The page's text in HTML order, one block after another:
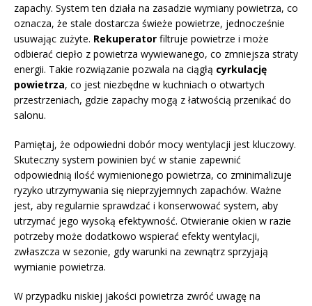
zapachy. System ten działa na zasadzie wymiany powietrza, co
oznacza, że stale dostarcza świeże powietrze, jednocześnie
usuwając zużyte. Rekuperator filtruje powietrze i może
odbierać ciepło z powietrza wywiewanego, co zmniejsza straty
energii. Takie rozwiązanie pozwala na ciągłą cyrkulację
powietrza, co jest niezbędne w kuchniach o otwartych
przestrzeniach, gdzie zapachy mogą z łatwością przenikać do
salonu.
Pamiętaj, że odpowiedni dobór mocy wentylacji jest kluczowy.
Skuteczny system powinien być w stanie zapewnić
odpowiednią ilość wymienionego powietrza, co zminimalizuje
ryzyko utrzymywania się nieprzyjemnych zapachów. Ważne
jest, aby regularnie sprawdzać i konserwować system, aby
utrzymać jego wysoką efektywność. Otwieranie okien w razie
potrzeby może dodatkowo wspierać efekty wentylacji,
zwłaszcza w sezonie, gdy warunki na zewnątrz sprzyjają
wymianie powietrza.
W przypadku niskiej jakości powietrza zwróć uwagę na